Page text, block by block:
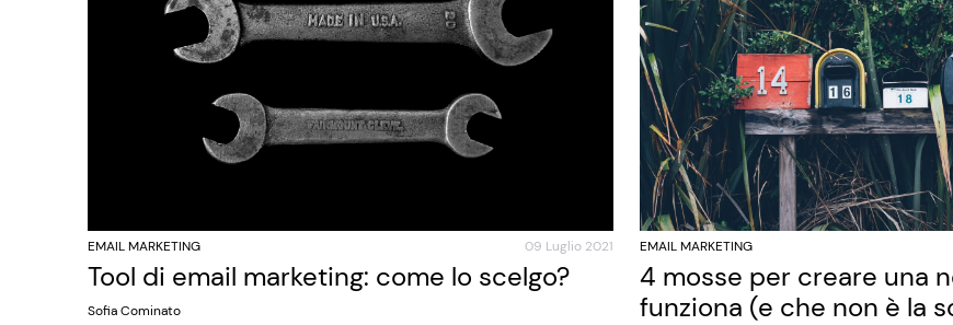
EMAIL MARKETING 09 Luglio 2021
Tool di email marketing: come lo scelgo?
Sofia Cominato
EMAIL MARKETING
4 mosse per creare una
funziona (e che non è la